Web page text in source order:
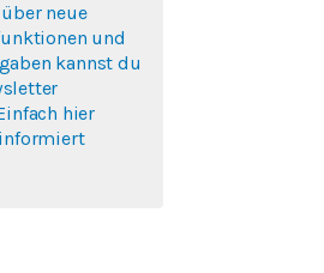
neue
und
kannst du
hier